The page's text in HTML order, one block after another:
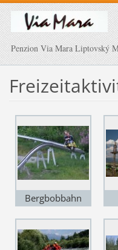
Penzion Via Mara Liptovský
Bergbobbahn